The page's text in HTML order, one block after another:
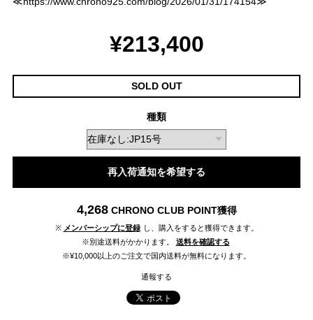
¥213,400
SOLD OUT
種類
再入荷通知を希望する
4,268 CHRONO CLUB POINT獲得
※ メンバーシップに登録 し、購入をすると獲得できます。
※別途送料がかかります。
送料を確認する
※¥10,000以上のご注文で国内送料が無料になります。
通報する